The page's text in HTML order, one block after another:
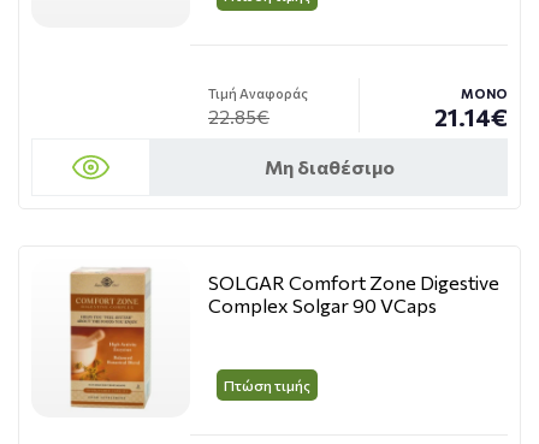
Τιμή Αναφοράς
22.85€
ΜΟΝΟ
21.14€
Μη διαθέσιμο
SOLGAR Comfort Zone Digestive
Complex Solgar 90 VCaps
Πτώση τιμής